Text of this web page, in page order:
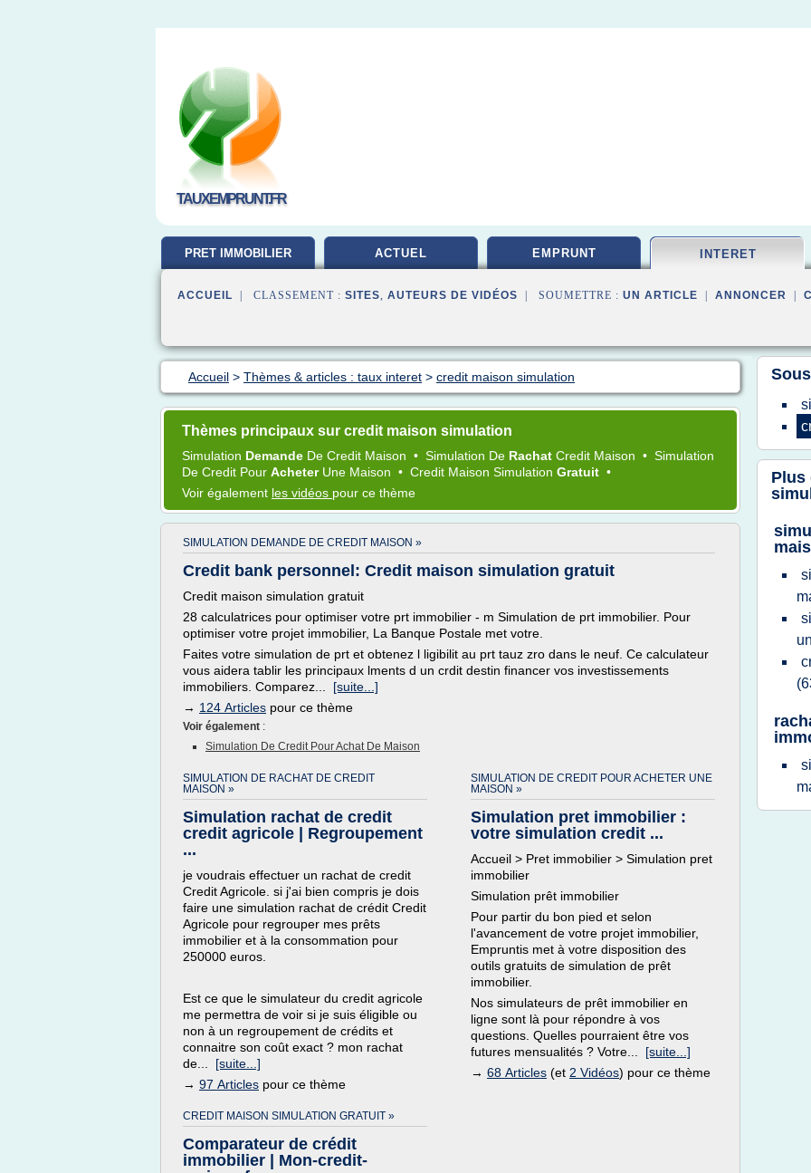
TAUXEMPRUNT.FR
PRET IMMOBILIER ACTUEL EMPRUNT INTERET
ACCUEIL | CLASSEMENT : SITES, AUTEURS DE VIDÉOS | SOUMETTRE : UN ARTICLE ANNONCER
Accueil > Thèmes & articles : taux interet > credit maison simulation
Thèmes principaux sur credit maison simulation
Simulation Demande De Credit Maison • Simulation De Rachat Credit Maison • Simulation
De Credit Pour Acheter Une Maison • Credit Maison Simulation Gratuit •
Voir également les vidéos pour ce thème
SIMULATION DEMANDE DE CREDIT MAISON »
Credit bank personnel: Credit maison simulation gratuit
Credit maison simulation gratuit
28 calculatrices pour optimiser votre prt immobilier - m Simulation de prt immobilier. Pour
optimiser votre projet immobilier, La Banque Postale met votre.
Faites votre simulation de prt et obtenez l ligibilit au prt tauz zro dans le neuf. Ce calculateur
vous aidera tablir les principaux lments d un crdit destin financer vos investissements
immobiliers. Comparez... [suite...]
→ 124 Articles pour ce thème
Voir également :
Simulation De Credit Pour Achat De Maison
SIMULATION DE RACHAT DE CREDIT
MAISON »
Simulation rachat de credit
credit agricole | Regroupement
...
je voudrais effectuer un rachat de credit
Credit Agricole. si j'ai bien compris je dois
faire une simulation rachat de crédit Credit
Agricole pour regrouper mes prêts
immobilier et à la consommation pour
250000 euros.
Est ce que le simulateur du credit agricole
me permettra de voir si je suis éligible ou
non à un regroupement de crédits et
connaitre son coût exact ? mon rachat
de... [suite...]
→ 97 Articles pour ce thème
SIMULATION DE CREDIT POUR ACHETER UNE
MAISON »
Simulation pret immobilier :
votre simulation credit ...
Accueil > Pret immobilier > Simulation pret
immobilier
Simulation prêt immobilier
Pour partir du bon pied et selon
l'avancement de votre projet immobilier,
Empruntis met à votre disposition des
outils gratuits de simulation de prêt
immobilier.
Nos simulateurs de prêt immobilier en
ligne sont là pour répondre à vos
questions. Quelles pourraient être vos
futures mensualités ? Votre... [suite...]
→ 68 Articles (et 2 Vidéos) pour ce thème
CREDIT MAISON SIMULATION GRATUIT »
Comparateur de crédit
immobilier | Mon-credit-
Plus